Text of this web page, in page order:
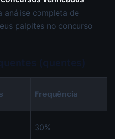
análise completa de
palpites no concurso
Frequência
30%